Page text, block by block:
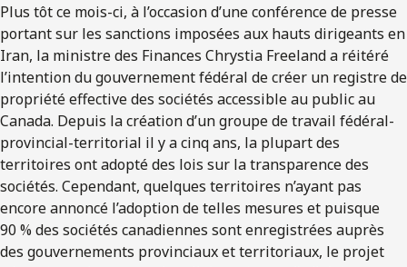
Plus tôt ce mois-ci, à l’occasion d’une conférence de presse
portant sur les sanctions imposées aux hauts dirigeants en
Iran, la ministre des Finances Chrystia Freeland a réitéré
l’intention du gouvernement fédéral de créer un registre de
propriété effective des sociétés accessible au public au
Canada. Depuis la création d’un groupe de travail fédéral-
provincial-territorial il y a cinq ans, la plupart des
territoires ont adopté des lois sur la transparence des
sociétés. Cependant, quelques territoires n’ayant pas
encore annoncé l’adoption de telles mesures et puisque
90 % des sociétés canadiennes sont enregistrées auprès
des gouvernements provinciaux et territoriaux, le projet